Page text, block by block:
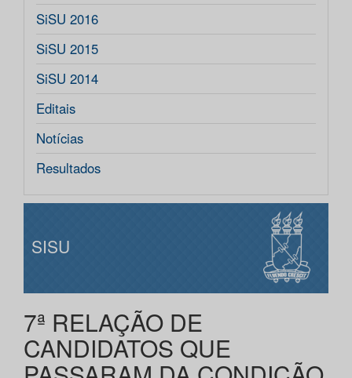
SiSU 2016
SiSU 2015
SiSU 2014
Editais
Notícias
Resultados
SISU
7ª RELAÇÃO DE
CANDIDATOS QUE